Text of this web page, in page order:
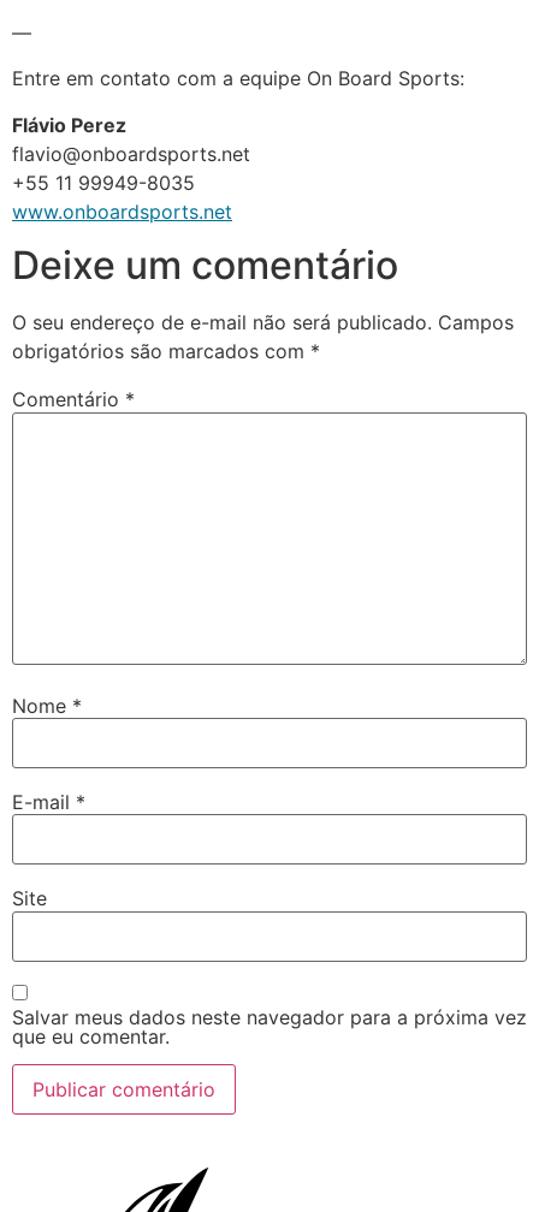
—
Entre em contato com a equipe On Board Sports:
Flávio Perez
flavio@onboardsports.net
+55 11 99949-8035
www.onboardsports.net
Deixe um comentário
O seu endereço de e-mail não será publicado. Campos
obrigatórios são marcados com *
Comentário *
Nome *
E-mail *
Site
Salvar meus dados neste navegador para a próxima vez
que eu comentar.